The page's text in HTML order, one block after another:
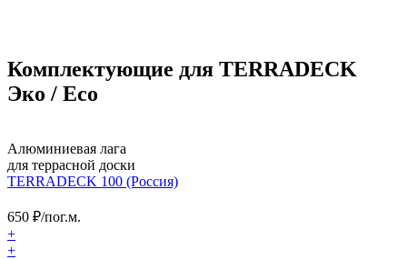
Комплектующие для TERRADECK
Эко / Eco
Алюминиевая лага
для террасной доски
TERRADECK 100 (Россия)
650 ₽/пог.м.
+
+